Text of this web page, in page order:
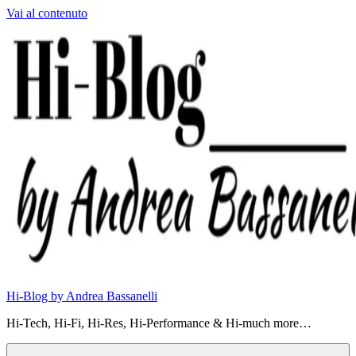
Vai al contenuto
Hi-Blog by Andrea Bassanelli
Hi-Tech, Hi-Fi, Hi-Res, Hi-Performance & Hi-much more…